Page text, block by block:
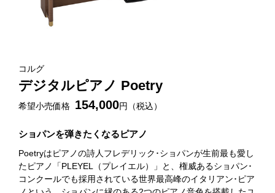
コルグ
デジタルピアノ Poetry
希望小売価格 154,000円（税込）
ショパンを弾きたくなるピアノ
Poetryはピアノの詩人フレデリック･ショパンが生前最も愛し
たピアノ「PLEYEL（プレイエル）」と、権威あるショパン･
コンクールでも採用されている世界最高峰のイタリアン･ピア